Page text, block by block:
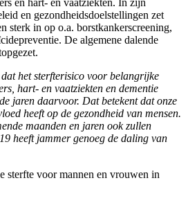
en gezondheidsdoelstellingen zet
sterk in op o.a. borstkankerscreening,
De algemene dalende
dat het sterfterisico voor belangrijke
hart- en vaatziekten en dementie
jaren daarvoor. Dat betekent dat onze
heeft op de gezondheid van mensen.
maanden en jaren ook zullen
heeft jammer genoeg de daling van
sterfte voor mannen en vrouwen in